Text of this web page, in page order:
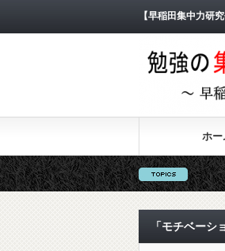
【早稲田集中力研
ホー
「モチベー